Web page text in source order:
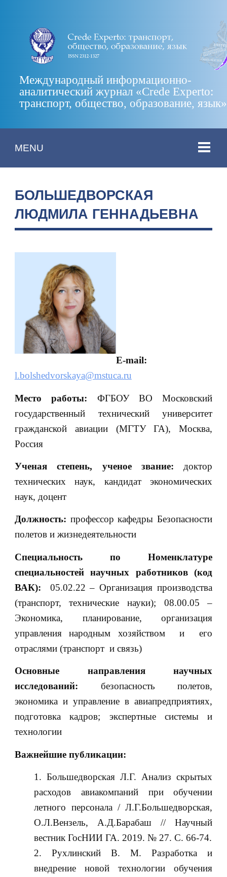
Международный информационно-
аналитический журнал «Crede Experto:
транспорт, общество, образование, язык»
MENU
БОЛЬШЕДВОРСКАЯ
ЛЮДМИЛА ГЕННАДЬЕВНА
E-mail:
l.bolshedvorskaya@mstuca.ru
Место работы: ФГБОУ ВО Московский
государственный технический университет
гражданской авиации (МГТУ ГА), Москва,
Россия
Ученая степень, ученое звание: доктор
технических наук, кандидат экономических
наук, доцент
Должность: профессор кафедры Безопасности
полетов и жизнедеятельности
Специальность по Номенклатуре
специальностей научных работников (код
ВАК): 05.02.22 – Организация производства
(транспорт, технические науки); 08.00.05 –
Экономика, планирование, организация
управления народным хозяйством и его
отраслями (транспорт и связь)
Основные направления научных
исследований: безопасность полетов,
экономика и управление в авиапредприятиях,
подготовка кадров; экспертные системы и
технологии
Важнейшие публикации:
Большедворская Л.Г. Анализ скрытых
расходов авиакомпаний при обучении
летного персонала / Л.Г.Большедворская,
О.Л.Вензель, А.Д.Барабаш // Научный
вестник ГосНИИ ГА. 2019. № 27. С. 66-74.
Рухлинский В. М. Разработка и
внедрение новой технологии обучения